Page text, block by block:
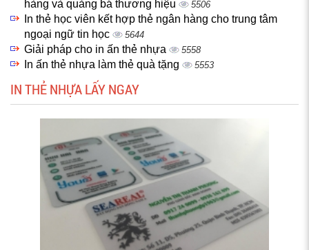
hàng và quảng bá thương hiệu
5506
In thẻ học viên kết hợp thẻ ngân hàng cho trung tâm
ngoại ngữ tin học
5644
Giải pháp cho in ấn thẻ nhựa 5558
In ấn thẻ nhựa làm thẻ quà tặng 5553
IN THẺ NHỰA LẤY NGAY